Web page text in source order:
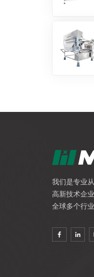
我们是专业
高新技术企
全球多个行业